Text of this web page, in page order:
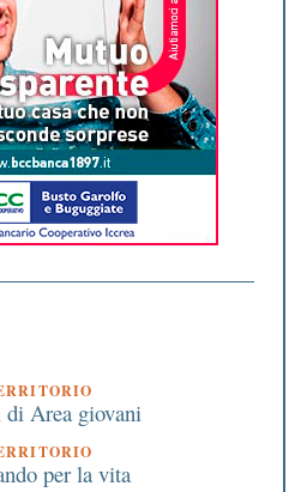
di Area giovani
per la vita